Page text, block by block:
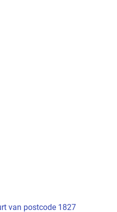
van postcode 1827